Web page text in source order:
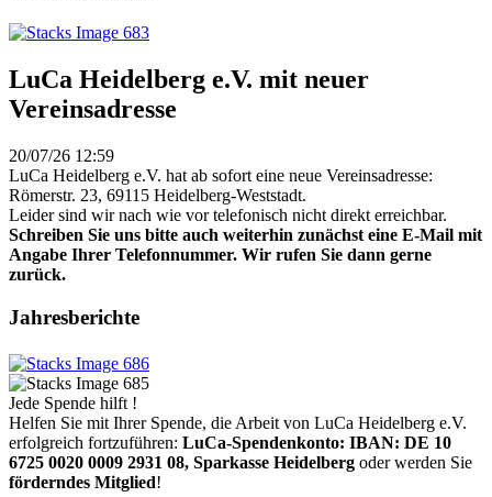
LuCa Heidelberg e.V. mit neuer
Vereinsadresse
20/07/26 12:59
LuCa Heidelberg e.V. hat ab sofort eine neue Vereinsadresse:
Römerstr. 23, 69115 Heidelberg-Weststadt.
Leider sind wir nach wie vor telefonisch nicht direkt erreichbar.
Schreiben Sie uns bitte auch weiterhin zunächst eine E-Mail mit
Angabe Ihrer Telefonnummer. Wir rufen Sie dann gerne
zurück.
Jahresberichte
Jede Spende hilft !
Helfen Sie mit Ihrer Spende, die Arbeit von LuCa Heidelberg e.V.
erfolgreich fortzuführen: LuCa-Spendenkonto: IBAN: DE 10
6725 0020 0009 2931 08, Sparkasse Heidelberg oder werden Sie
förderndes Mitglied!